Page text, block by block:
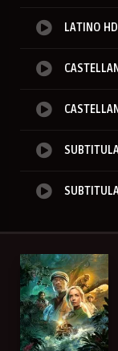
LATINO HD